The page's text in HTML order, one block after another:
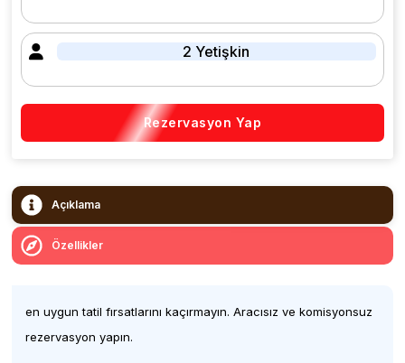
2 Yetişkin
Rezervasyon Yap
Açıklama
Özellikler
en uygun tatil fırsatlarını kaçırmayın. Aracısız ve komisyonsuz
rezervasyon yapın.